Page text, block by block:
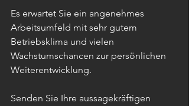
Es erwartet Sie ein angenehmes
Arbeitsumfeld mit sehr gutem
Betriebsklima und vielen
Wachstumschancen zur persönlichen
Weiterentwicklung.
Senden Sie Ihre aussagekräftigen